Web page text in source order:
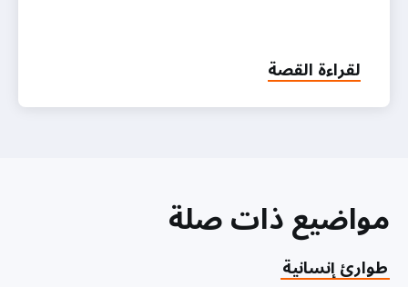
لقراءة القصة
مواضيع ذات صلة
طوارئ إنسانية